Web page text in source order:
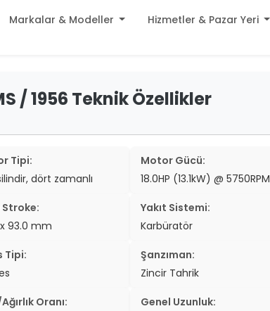
Markalar & Modeller
two_wheeler
two_wheeler
two_wheeler
Hizmetler & Pazar Yeri
settings
/ 1956 Teknik Özellikler
Tipi:
dört zamanlı
Motor Gücü:
18.0HP (13.1kW) @ 5750RPM
Stroke:
93.0 mm
Yakıt Sistemi:
Karbüratör
Tipi:
Şanzıman:
Zincir Tahrik
Oranı:
Genel Uzunluk: